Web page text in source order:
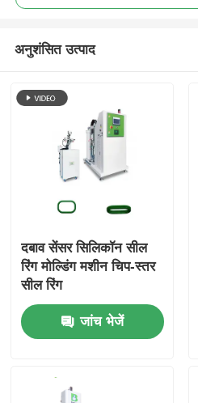
अनुशंसित उत्पाद
दबाव सेंसर सिलिकॉन सील
रिंग मोल्डिंग मशीन चिप-स्तर
सील रिंग
जांच भेजें